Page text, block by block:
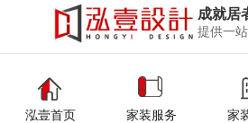
成就居
提供一
泓壹首页 家装服务 家